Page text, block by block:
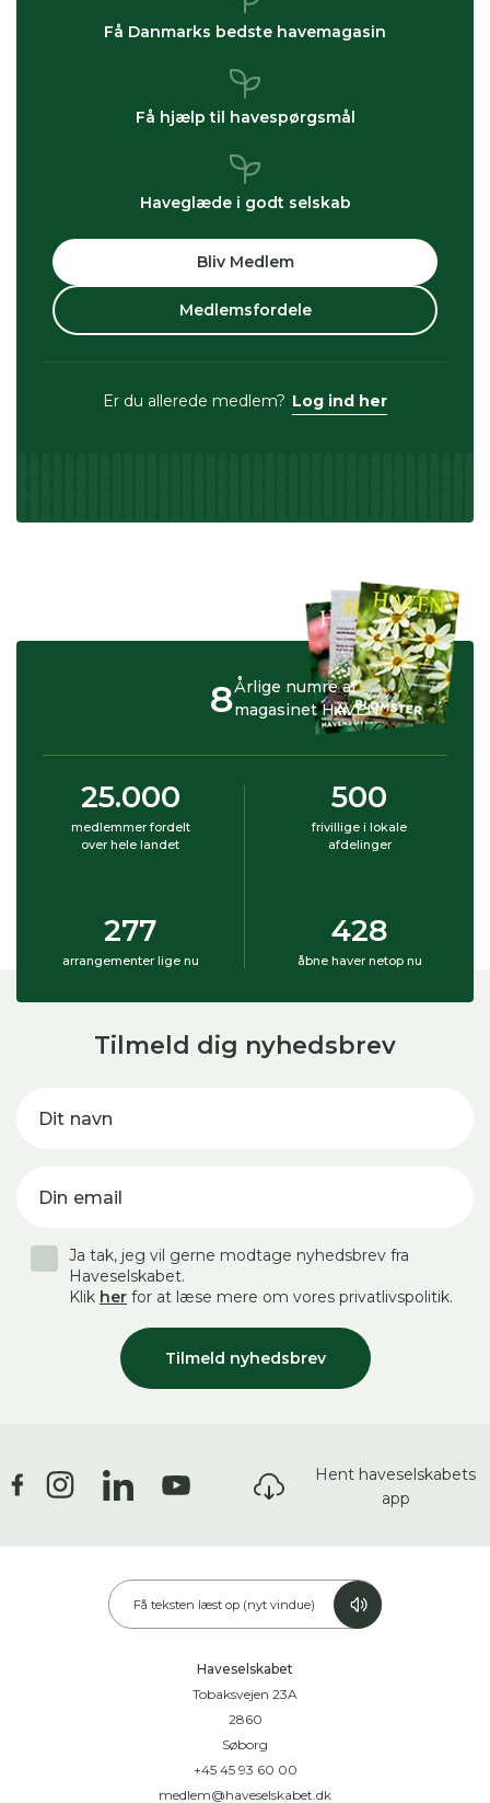
Få Danmarks bedste havemagasin
Få hjælp til havespørgsmål
Haveglæde i godt selskab
Bliv Medlem
Medlemsfordele
Er du allerede medlem? Log ind her
Årlige numre af
magasinet HAVEN
8
25.000
medlemmer fordelt
over hele landet
500
frivillige i lokale
afdelinger
277
arrangementer lige nu
428
åbne haver netop nu
Tilmeld dig nyhedsbrev
Dit navn
Din email
Tilmeld nyhedsbrev
Ja tak, jeg vil gerne modtage nyhedsbrev fra
Haveselskabet.
Klik her for at læse mere om vores privatlivspolitik.
Hent haveselskabets
app
Få teksten læst op (nyt vindue)
Haveselskabet
Tobaksvejen 23A
2860
Søborg
+45 45 93 60 00
medlem@haveselskabet.dk